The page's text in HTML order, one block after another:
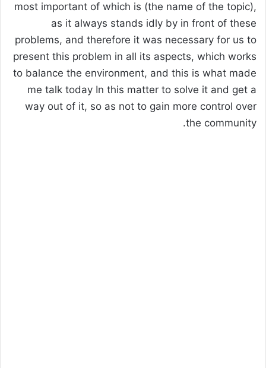
most important of which is (the name of the topic),
as it always stands idly by in front of these
problems, and therefore it was necessary for us to
present this problem in all its aspects, which works
to balance the environment, and this is what made
me talk today In this matter to solve it and get a
way out of it, so as not to gain more control over
the community.